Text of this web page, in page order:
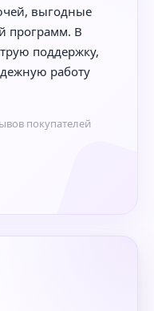
выгодные
программ. В
поддержку,
работу
покупателей